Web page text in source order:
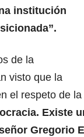
institución
de la
visto que la
el respeto de
Existe
Gregorio